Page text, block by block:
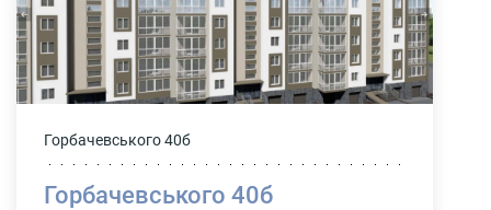
Горбачевського 40б
Горбачевського 40б